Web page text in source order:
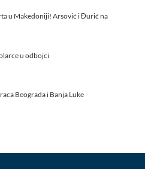
u Makedoniji! Arsović i Đurić na
u odbojci
Beograda i Banja Luke